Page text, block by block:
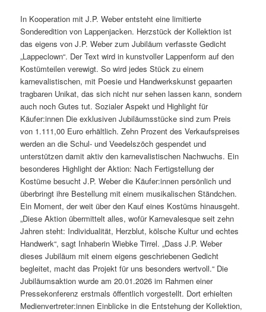
In Kooperation mit J.P. Weber entsteht eine limitierte
Sonderedition von Lappenjacken. Herzstück der Kollektion ist
das eigens von J.P. Weber zum Jubiläum verfasste Gedicht
„Lappeclown“. Der Text wird in kunstvoller Lappenform auf den
Kostümteilen verewigt. So wird jedes Stück zu einem
karnevalistischen, mit Poesie und Handwerkskunst gepaarten
tragbaren Unikat, das sich nicht nur sehen lassen kann, sondern
auch noch Gutes tut. Sozialer Aspekt und Highlight für
Käufer:innen Die exklusiven Jubiläumsstücke sind zum Preis
von 1.111,00 Euro erhältlich. Zehn Prozent des Verkaufspreises
werden an die Schul- und Veedelszöch gespendet und
unterstützen damit aktiv den karnevalistischen Nachwuchs. Ein
besonderes Highlight der Aktion: Nach Fertigstellung der
Kostüme besucht J.P. Weber die Käufer:innen persönlich und
überbringt ihre Bestellung mit einem musikalischen Ständchen.
Ein Moment, der weit über den Kauf eines Kostüms hinausgeht.
„Diese Aktion übermittelt alles, wofür Karnevalesque seit zehn
Jahren steht: Individualität, Herzblut, kölsche Kultur und echtes
Handwerk“, sagt Inhaberin Wiebke Tirrel. „Dass J.P. Weber
dieses Jubiläum mit einem eigens geschriebenen Gedicht
begleitet, macht das Projekt für uns besonders wertvoll.“ Die
Jubiläumsaktion wurde am 20.01.2026 im Rahmen einer
Pressekonferenz erstmals öffentlich vorgestellt. Dort erhielten
Medienvertreter:innen Einblicke in die Entstehung der Kollektion,